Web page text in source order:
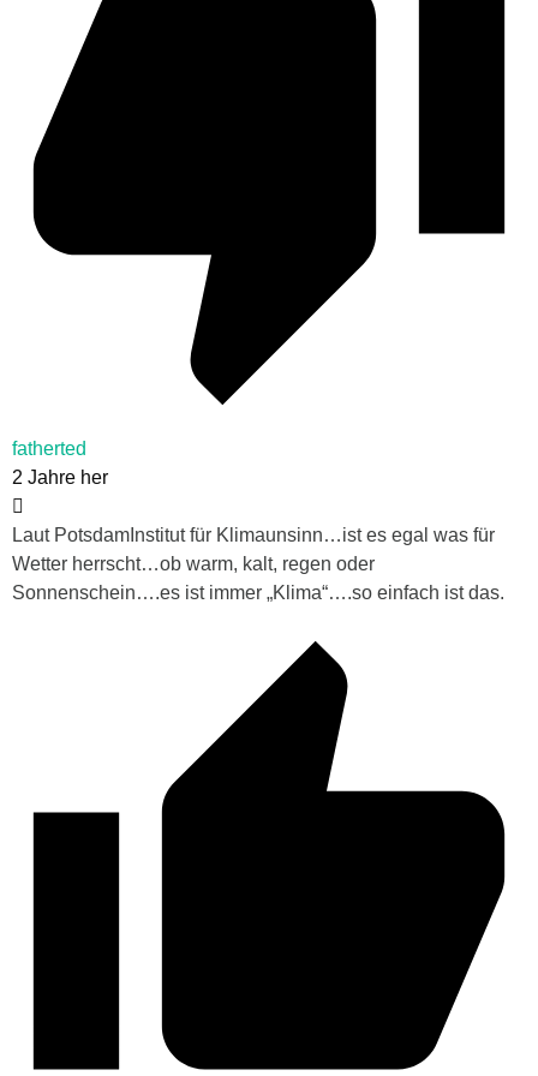
fatherted
2 Jahre her
Laut PotsdamInstitut für Klimaunsinn…ist es egal was für
Wetter herrscht…ob warm, kalt, regen oder
Sonnenschein….es ist immer „Klima“….so einfach ist das.